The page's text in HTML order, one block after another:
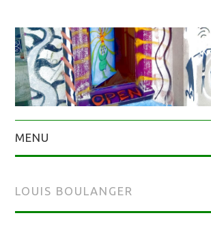
MENU
LOUIS BOULANGER